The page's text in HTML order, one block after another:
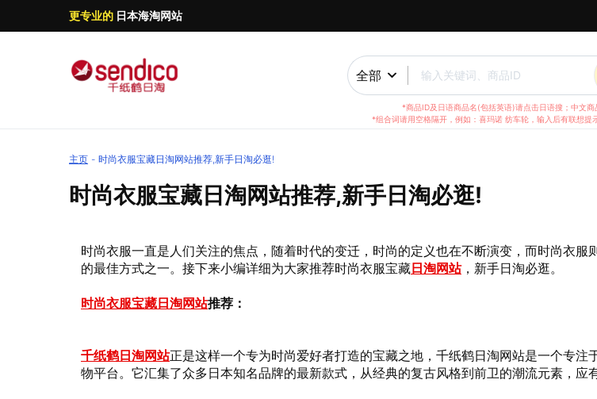
更专业的 日本海淘网站
全部 输入关键词、商品ID
*商品ID及日语商品名(包括英语)请点击日语搜；中文商
*组合词请用空格隔开，例如：喜玛诺 纺车轮，输入后有联想提
主页 时尚衣服宝藏日淘网站推荐,新手日淘必逛!
时尚衣服宝藏日淘网站推荐,新手日淘必逛!
时尚衣服一直是人们关注的焦点，随着时代的变迁，时尚的定义也在不断演变，而时尚衣服
的最佳方式之一。接下来小编详细为大家推荐时尚衣服宝藏日淘网站，新手日淘必逛。
时尚衣服宝藏日淘网站推荐：
千纸鹤日淘网站正是这样一个专为时尚爱好者打造的宝藏之地，千纸鹤日淘网站是一个专注
物平台。它汇集了众多日本知名品牌的最新款式，从经典的复古风格到前卫的潮流元素，应有